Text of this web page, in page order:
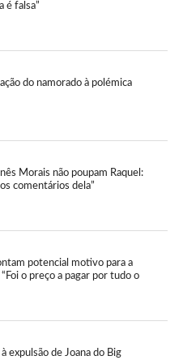
é falsa”
do namorado à polémica
Morais não poupam Raquel:
comentários dela”
potencial motivo para a
o preço a pagar por tudo o
à expulsão de Joana do Big